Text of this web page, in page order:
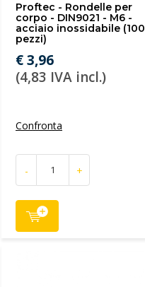
Proftec - Rondelle per
corpo - DIN9021 - M6 -
acciaio inossidabile (100
pezzi)
€ 3,96
(4,83 IVA incl.)
Confronta
- +